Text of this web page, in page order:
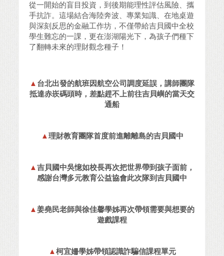
從一開始的盲目投資，到後期能理性評估風險、攜
手抗詐。這場結合海陸奔波、專業知識、在地桌遊
與深刻反思的金融工作坊，不僅帶給吉貝國中全校
學生難忘的一課，更在澎湖陽光下，為孩子們種下
了翻轉未來的理財觀念種子！
▲ 台北出發的航班因航空公司調度延誤，講師團隊
抵達赤崁碼頭時，差點趕不上前往吉貝嶼的當天交
通船
▲ 理財教育團隊首度前進離離島的吉貝國中
▲ 吉貝國中吳憶如校長再次把世界帶到孩子面前，
感謝台灣多元教育公益協會此次隊到吉貝國中
▲ 姜堯民老師與徐佳馨學姊再次帶領需要與想要的
遊戲課程
▲ 柯宜姍學姊帶領認識詐騙信課程單元